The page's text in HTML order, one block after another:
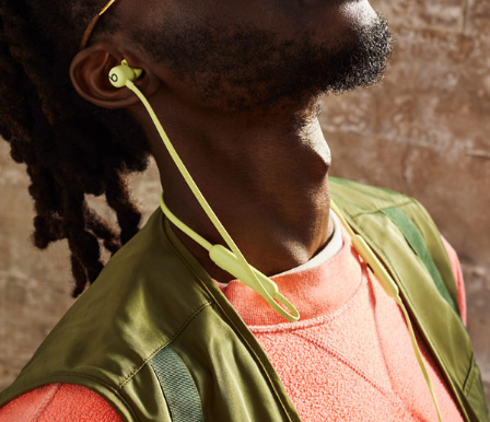
und weniger Aussetzern dank des
und flexibles Wechseln zwischen
Podcasts und Filmen mit den Beats Flex und
per Audiofreigabe
Gerät kannst du deine Beats Flex5,6über
wenn du sie verloren hast